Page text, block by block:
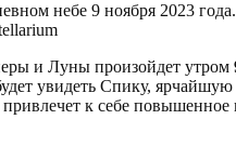
небе 9 ноября 2023
и Луны произойдет утром
увидеть Спику, ярчайшую
привлечет к себе